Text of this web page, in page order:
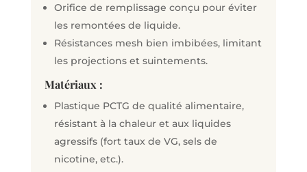
Orifice de remplissage conçu pour éviter
les remontées de liquide.
Résistances mesh bien imbibées, limitant
les projections et suintements.
Matériaux :
Plastique PCTG de qualité alimentaire,
résistant à la chaleur et aux liquides
agressifs (fort taux de VG, sels de
nicotine, etc.).